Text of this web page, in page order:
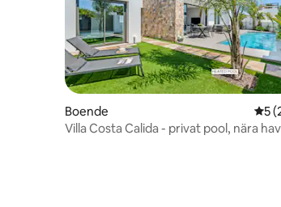
Boende 55
Villa Costa Calida - privat pool, nära